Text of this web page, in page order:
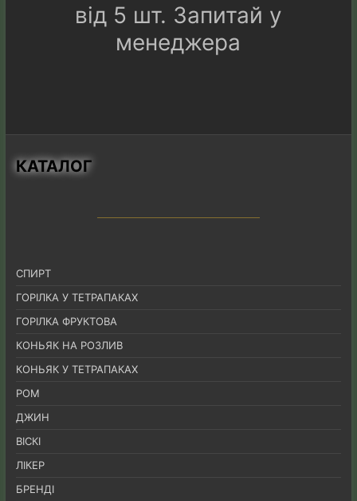
від 5 шт. Запитай у
менеджера
КАТАЛОГ
СПИРТ
ГОРІЛКА У ТЕТРАПАКАХ
ГОРІЛКА ФРУКТОВА
КОНЬЯК НА РОЗЛИВ
КОНЬЯК У ТЕТРАПАКАХ
РОМ
ДЖИН
ВІСКІ
ЛІКЕР
БРЕНДІ